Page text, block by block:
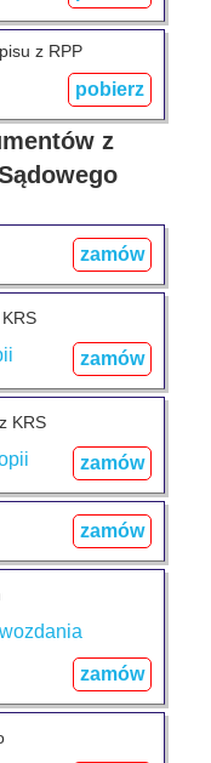
z RPP
pobierz
z
zamów
zamów
KRS
zamów
zamów
zamów